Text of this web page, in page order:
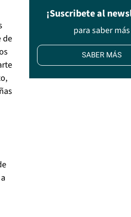
de
¡Suscribete al
para saber más
SABER MÁS